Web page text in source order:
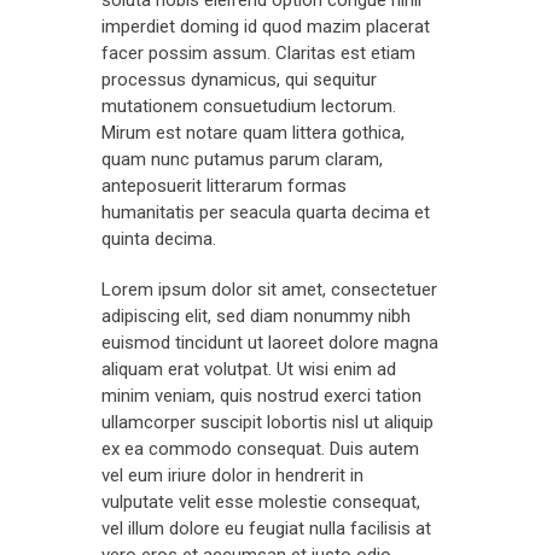
imperdiet doming id quod mazim placerat
facer possim assum. Claritas est etiam
processus dynamicus, qui sequitur
mutationem consuetudium lectorum.
Mirum est notare quam littera gothica,
quam nunc putamus parum claram,
anteposuerit litterarum formas
humanitatis per seacula quarta decima et
quinta decima.
Lorem ipsum dolor sit amet, consectetuer
adipiscing elit, sed diam nonummy nibh
euismod tincidunt ut laoreet dolore magna
aliquam erat volutpat. Ut wisi enim ad
minim veniam, quis nostrud exerci tation
ullamcorper suscipit lobortis nisl ut aliquip
ex ea commodo consequat. Duis autem
vel eum iriure dolor in hendrerit in
vulputate velit esse molestie consequat,
vel illum dolore eu feugiat nulla facilisis at